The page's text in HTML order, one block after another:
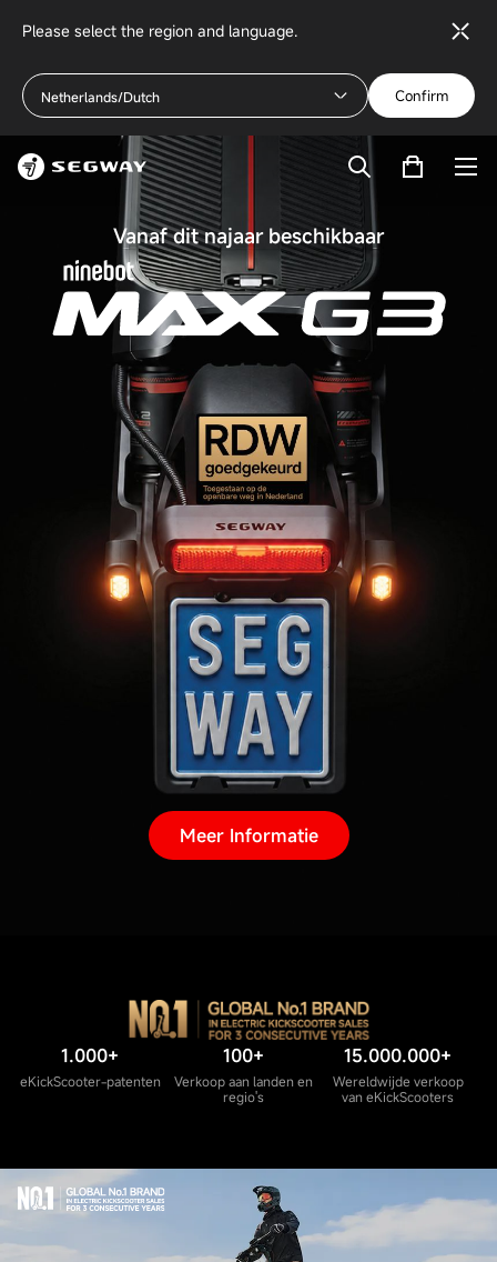
Please select the region and language.
Netherlands/Dutch Confirm
Vanaf dit najaar beschikbaar
Meer Informatie
1.000+
eKickScooter-patenten
100+
Verkoop aan landen en
regio's
15.000.000+
Wereldwijde verkoop
van eKickScooters